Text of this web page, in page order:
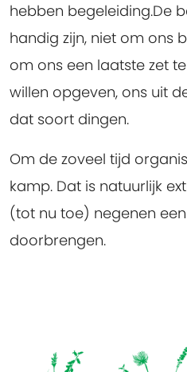
hebben begeleiding.De
handig zijn, niet om ons
om ons een laatste zet
willen opgeven, ons uit
dat soort dingen.
Om de zoveel tijd
kamp. Dat is natuurlijk
(tot nu toe) negenen
doorbrengen.